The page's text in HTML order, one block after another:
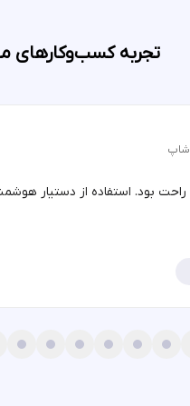
تجربه کسب‌وکارهای
شاپ
بود. استفاده از دستیار